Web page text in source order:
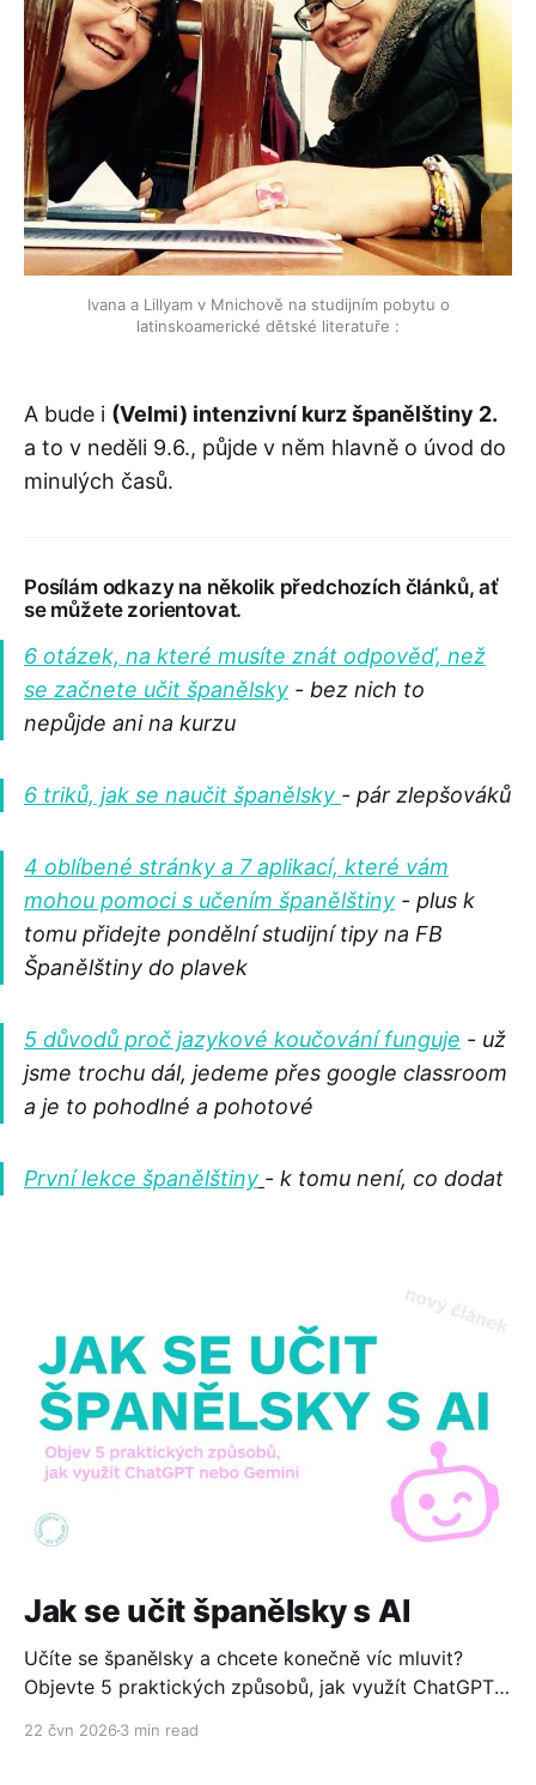
Ivana a Lillyam v Mnichově na studijním pobytu o
latinskoamerické dětské literatuře :
A bude i (Velmi) intenzivní kurz španělštiny 2.
a to v neděli 9.6., půjde v něm hlavně o úvod do
minulých časů.
Posílám odkazy na několik předchozích článků, ať
se můžete zorientovat.
6 otázek, na které musíte znát odpověď, než
se začnete učit španělsky - bez nich to
nepůjde ani na kurzu
6 triků, jak se naučit španělsky - pár zlepšováků
4 oblíbené stránky a 7 aplikací, které vám
mohou pomoci s učením španělštiny - plus k
tomu přidejte pondělní studijní tipy na FB
Španělštiny do plavek
5 důvodů proč jazykové koučování funguje - už
jsme trochu dál, jedeme přes google classroom
a je to pohodlné a pohotové
První lekce španělštiny - k tomu není, co dodat
Jak se učit španělsky s AI
Učíte se španělsky a chcete konečně víc mluvit?
Objevte 5 praktických způsobů, jak využít ChatGPT
22 čvn 2026 3 min read